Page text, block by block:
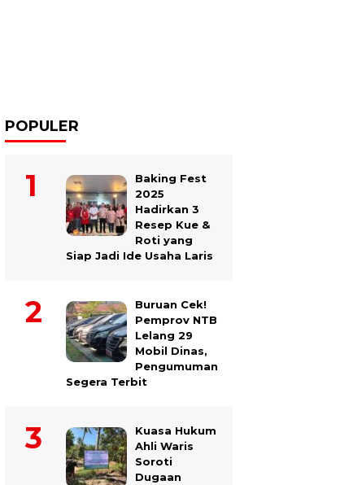
POPULER
Baking Fest
2025
Hadirkan 3
Resep Kue &
Roti yang
Siap Jadi Ide Usaha Laris
Buruan Cek!
Pemprov NTB
Lelang 29
Mobil Dinas,
Pengumuman
Segera Terbit
Kuasa Hukum
Ahli Waris
Soroti
Dugaan